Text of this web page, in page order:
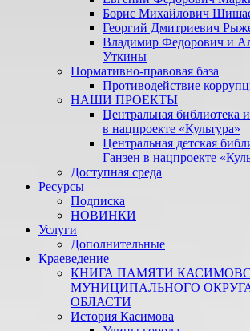
Борис Михайлович
Георгий Дмитриевич
Владимир Федорович и
Уткины
Нормативно-правовая база
Противодействие
НАШИ ПРОЕКТЫ
Центральная
в нацпроекте «Культура»
Центральная детская
Ганзен в нацпроекте
Доступная среда
Ресурсы
Подписка
НОВИНКИ
Услуги
Дополнительные
Краеведение
КНИГА ПАМЯТИ
МУНИЦИПАЛЬНОГО
ОБЛАСТИ
История Касимова